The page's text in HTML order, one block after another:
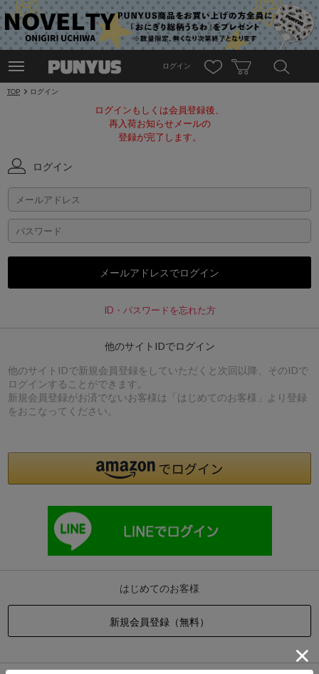
ログイン
TOP ログイン
ログインもしくは会員登録後、
再入荷お知らせメールの
登録が完了します。
ログイン
ID・パスワードを忘れた方
他のサイトIDでログイン
他のサイトIDで新規会員登録をしていただくと次回以降、そのIDで
ログインすることができます。
新規会員登録がお済でないお客様は「はじめてのお客様」より登録
をおこなってください。
はじめてのお客様